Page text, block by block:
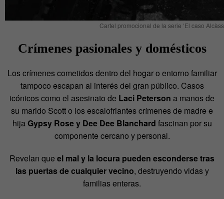
Cartel promocional de la serie ‘El caso
Crímenes pasionales y domésticos
Los crímenes cometidos dentro del hogar o entorno familiar
tampoco escapan al interés del gran público. Casos
icónicos como el asesinato de Laci Peterson a manos de
su marido Scott o los escalofriantes crímenes de madre e
hijaGypsy Rose y Dee Dee Blanchard fascinan por su
componente cercano y personal.
Revelan que el mal y la locura pueden esconderse tras
las puertas de cualquier vecino, destruyendo vidas y
familias enteras.